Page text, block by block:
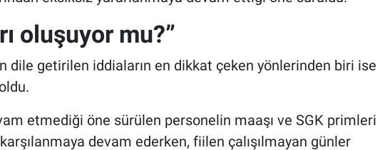
oluşuyor mu?”
dile getirilen iddiaların en dikkat çeken yönlerinden biri ise
etmediği öne sürülen personelin maaşı ve SGK primleri
devam ederken, fiilen çalışılmayan günler